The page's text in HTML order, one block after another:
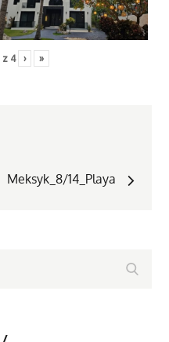
z 4 › »
Meksyk_8/14_Playa